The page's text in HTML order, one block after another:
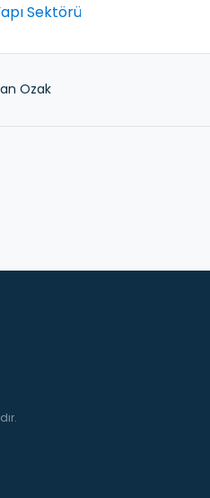
arka planını
kolaylaştıracak,
sağlamlaştıracak
Sektörü
Ozak